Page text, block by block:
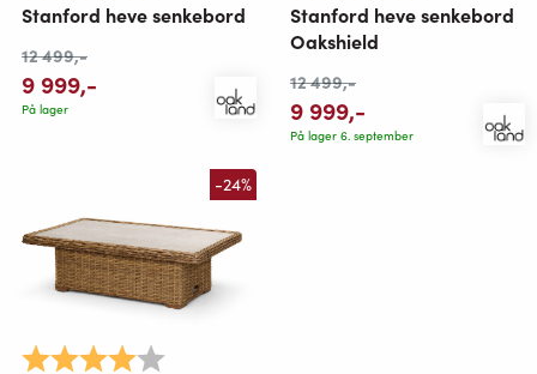
Stanford heve senkebord
12 499,-
9 999,-
På lager
Stanford heve senkebord
Oakshield
12 499,-
9 999,-
På lager 6. september
-24%
Karakter: